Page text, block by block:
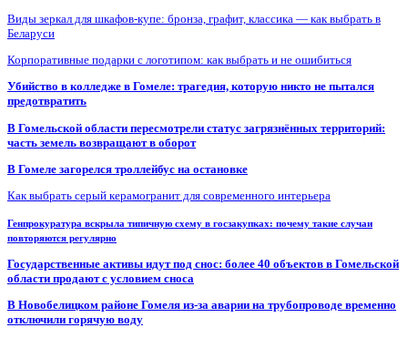
Виды зеркал для шкафов-купе: бронза, графит, классика — как выбрать в
Беларуси
Корпоративные подарки с логотипом: как выбрать и не ошибиться
Убийство в колледже в Гомеле: трагедия, которую никто не пытался
предотвратить
В Гомельской области пересмотрели статус загрязнённых территорий:
часть земель возвращают в оборот
В Гомеле загорелся троллейбус на остановке
Как выбрать серый керамогранит для современного интерьера
Генпрокуратура вскрыла типичную схему в госзакупках: почему такие случаи
повторяются регулярно
Государственные активы идут под снос: более 40 объектов в Гомельской
области продают с условием сноса
В Новобелицком районе Гомеля из-за аварии на трубопроводе временно
отключили горячую воду